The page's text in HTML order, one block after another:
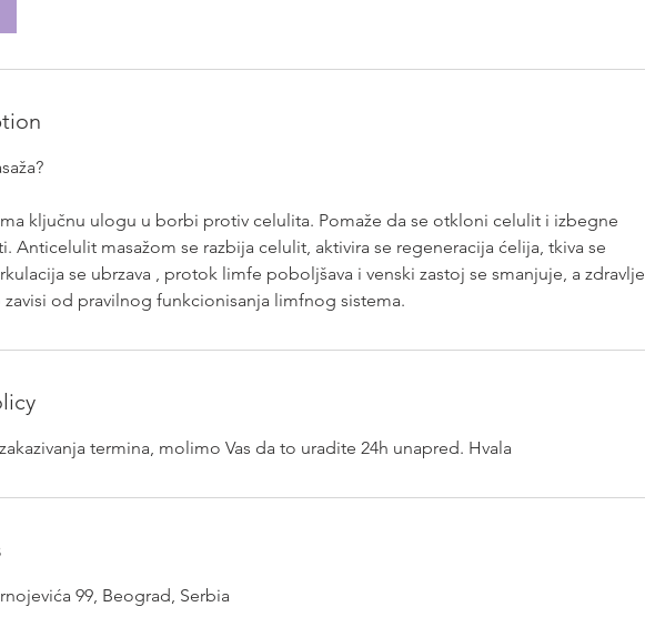
ključnu ulogu u borbi protiv celulita. Pomaže da se otkloni celulit i izbegne
Anticelulit masažom se razbija celulit, aktivira se regeneracija ćelija, tkiva se
se ubrzava , protok limfe poboljšava i venski zastoj se smanjuje, a zdravlje
od pravilnog funkcionisanja limfnog sistema.
termina, molimo Vas da to uradite 24h unapred. Hvala
99, Beograd, Serbia